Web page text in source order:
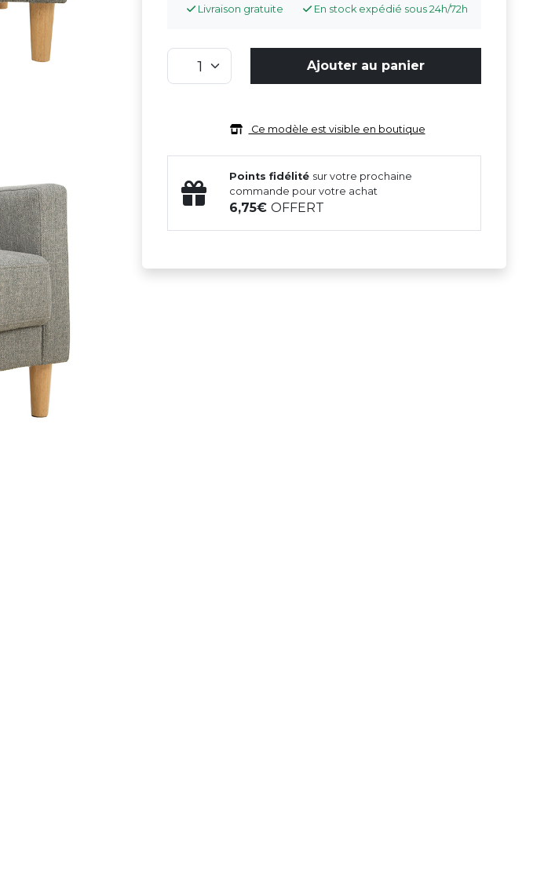
Livraison gratuite En stock expédié sous 24h/72h
Ajouter au panier
Ce modèle est visible en boutique
Points fidélité sur votre prochaine
commande pour votre achat
6,75OFFERT